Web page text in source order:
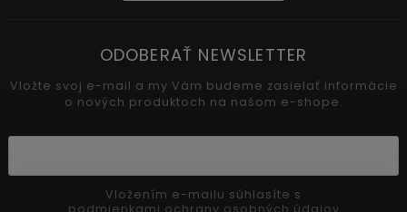
ODOBERAŤ NEWSLETTER
Vložte svoj e-mail a my Vám budeme zasielať informácie
o nových produktoch na našom e-shope.
podmienkami ochrany osobných údajov